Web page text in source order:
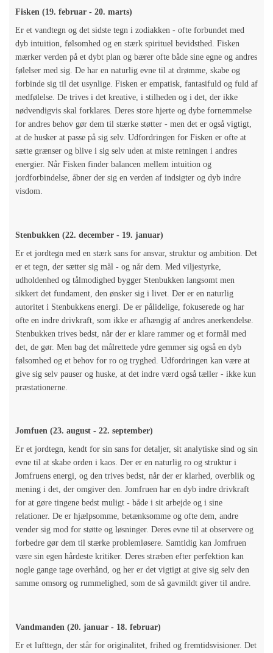
Fisken (19. februar - 20. marts)
Er et vandtegn og det sidste tegn i zodiakken - ofte forbundet med
dyb intuition, følsomhed og en stærk spirituel bevidsthed. Fisken
mærker verden på et dybt plan og bærer ofte både sine egne og andres
følelser med sig. De har en naturlig evne til at drømme, skabe og
forbinde sig til det usynlige. Fisken er empatisk, fantasifuld og fuld af
medfølelse. De trives i det kreative, i stilheden og i det, der ikke
nødvendigvis skal forklares. Deres store hjerte og dybe fornemmelse
for andres behov gør dem til stærke støtter - men det er også vigtigt,
at de husker at passe på sig selv. Udfordringen for Fisken er ofte at
sætte grænser og blive i sig selv uden at miste retningen i andres
energier. Når Fisken finder balancen mellem intuition og
jordforbindelse, åbner der sig en verden af indsigter og dyb indre
visdom.
Stenbukken (22. december - 19. januar)
Er et jordtegn med en stærk sans for ansvar, struktur og ambition. Det
er et tegn, der sætter sig mål - og når dem. Med viljestyrke,
udholdenhed og tålmodighed bygger Stenbukken langsomt men
sikkert det fundament, den ønsker sig i livet. Der er en naturlig
autoritet i Stenbukkens energi. De er pålidelige, fokuserede og har
ofte en indre drivkraft, som ikke er afhængig af andres anerkendelse.
Stenbukken trives bedst, når der er klare rammer og et formål med
det, de gør. Men bag det målrettede ydre gemmer sig også en dyb
følsomhed og et behov for ro og tryghed. Udfordringen kan være at
give sig selv pauser og huske, at det indre værd også tæller - ikke kun
præstationerne.
Jomfuen (23. august - 22. september)
Er et jordtegn, kendt for sin sans for detaljer, sit analytiske sind og sin
evne til at skabe orden i kaos. Der er en naturlig ro og struktur i
Jomfruens energi, og den trives bedst, når der er klarhed, overblik og
mening i det, der omgiver den. Jomfruen har en dyb indre drivkraft
for at gøre tingene bedst muligt - både i sit arbejde og i sine
relationer. De er hjælpsomme, betænksomme og ofte dem, andre
vender sig mod for støtte og løsninger. Deres evne til at observere og
forbedre gør dem til stærke problemløsere. Samtidig kan Jomfruen
være sin egen hårdeste kritiker. Deres stræben efter perfektion kan
nogle gange tage overhånd, og her er det vigtigt at give sig selv den
samme omsorg og rummelighed, som de så gavmildt giver til andre.
Vandmanden (20. januar - 18. februar)
Er et lufttegn, der står for originalitet, frihed og fremtidsvisioner. Det